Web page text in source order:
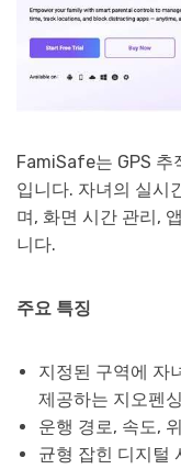
FamiSafe는 GPS 추
입니다. 자녀의 실시
며, 화면 시간 관리,
니다.
주요 특징
지정된 구역에 자
제공하는 지오펜
운행 경로, 속도,
균형 잡힌 디지털